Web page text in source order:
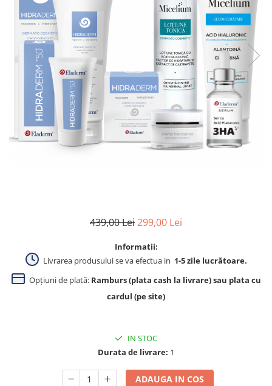
Produse pentru curatare
Creme Emoliente
Creme cu Uree
Produse pentru pete pigmentare
Evidence skincare
Pachete
439,00 Lei299,00 Lei
Informatii:
Livrarea produsului se va efectua in 1-5 zile lucrătoare.
Opțiuni de plată: Ramburs (plata cash la livrare) sau plata cu
cardul (pe site)
IN STOC
Durata de livrare: 1
ADAUGA IN COS